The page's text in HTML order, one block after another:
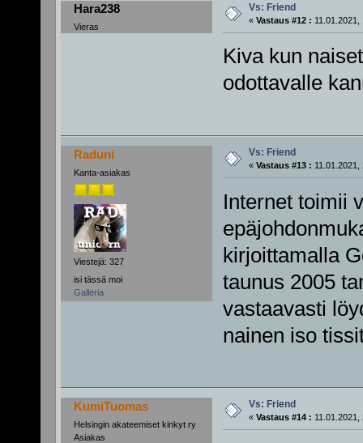
Hara238
Vieras
Vs: Friend
« Vastaus #12 : 11.01.2021,
Kiva kun
odottavalle
Raduni
Kanta-asiakas
Viestejä: 327
isi tässä moi
Galleria
Vs: Friend
« Vastaus #13 : 11.01.2021,
Internet toimii
kirjoittamalla
taunus 2005
vastaavasti
nainen iso
KumiTuomas
Helsingin akateemiset kinkyt ry
Asiakas
Vs: Friend
« Vastaus #14 : 11.01.2021,